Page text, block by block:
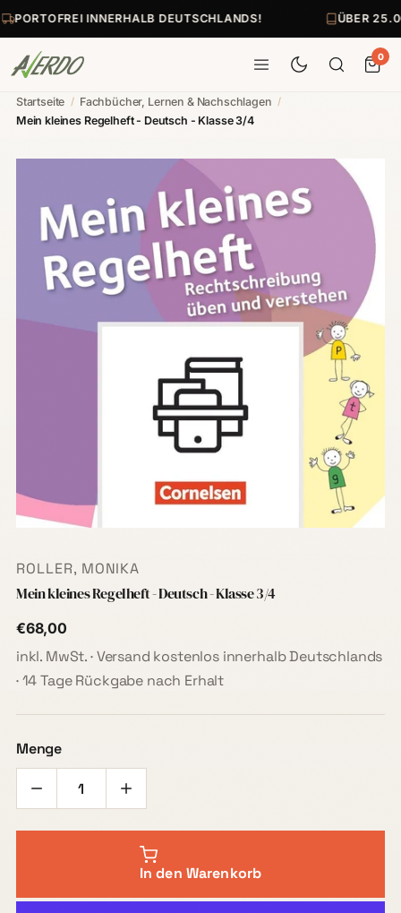
PORTOFREI INNERHALB DEUTSCHLANDS! ÜBER
0
Startseite / Fachbücher, Lernen & Nachschlagen /
Mein kleines Regelheft - Deutsch - Klasse 3/4
ROLLER, MONIKA
Mein kleines Regelheft - Deutsch - Klasse 3/4
€68,00
inkl. MwSt. · Versand kostenlos innerhalb Deutschlands
· 14 Tage Rückgabe nach Erhalt
Menge
In den Warenkorb